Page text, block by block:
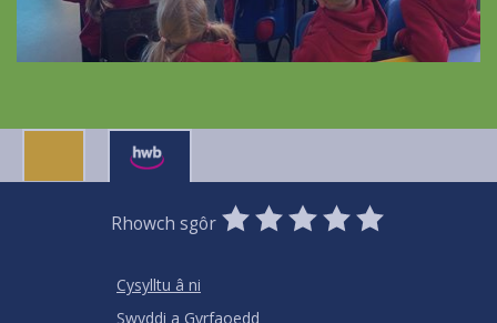
Rhowch sgôr
0
Stars
1
Star
2
Stars
3
Stars
4
Stars
5
Stars
Cysylltu â ni
Swyddi a Gyrfaoedd